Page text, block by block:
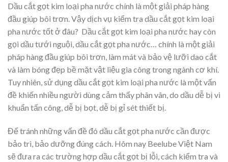
Dầu cắt gọt kim loại pha nước chính là một giải pháp hàng
đầu giúp bôi trơn. Vậy dịch vụ kiểm tra dầu cắt gọt kim loại
pha nước tốt ở đâu? Dầu cắt gọt kim loại pha nước hay còn
gọi dầu tưới nguội, dầu cắt gọt pha nước… chính là một giải
pháp hàng đầu giúp bôi trơn, làm mát và bảo vệ lưỡi dao cắt
và làm bóng đẹp bề mặt vật liệu gia công trong ngành cơ khí.
Tuy nhiên, sử dụng dầu cắt gọt kim loại pha nước là một vấn
đề khiến nhiều người dùng cảm thấy phân vân, do dầu dễ bị vi
khuẩn tấn công, dễ bị bọt, dễ bị gỉ sét thiết bị.
Để tránh những vấn đề đó dầu cắt gọt pha nước cần được
bảo trì, bảo dưỡng đúng cách. Hôm nay Beelube Việt Nam
sẽ đưa ra các trường hợp dầu cắt gọt bị lỗi, cách kiểm tra và